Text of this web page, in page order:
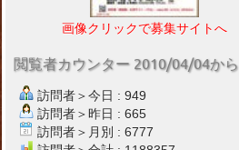
画像クリックで募集サイトへ
閲覧者カウンター 2010/04/04から
訪問者＞今日 : 949
訪問者＞昨日 : 665
訪問者＞月別 : 6777